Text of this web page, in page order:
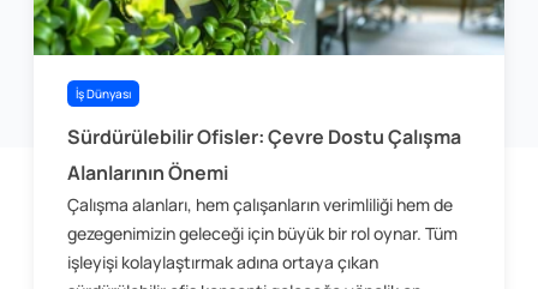
İş Dünyası
Sürdürülebilir Ofisler: Çevre Dostu Çalışma
Alanlarının Önemi
Çalışma alanları, hem çalışanların verimliliği hem de
gezegenimizin geleceği için büyük bir rol oynar. Tüm
işleyişi kolaylaştırmak adına ortaya çıkan